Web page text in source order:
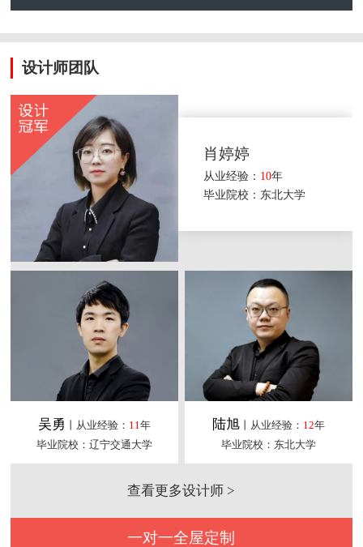
设计师团队
肖婷婷
从业经验： 10年
毕业院校：东北大学
吴勇 丨从业经验： 11年
毕业院校：辽宁交通大学
陆旭丨从业经验： 12年
毕业院校：东北大学
查看更多设计师 >
一对一全屋定制